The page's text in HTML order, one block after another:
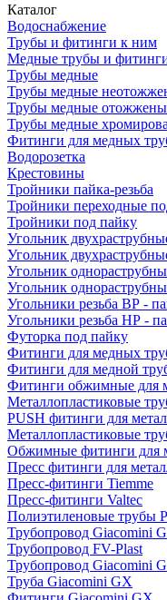
Каталог
Водоснабжение
Трубы и фитинги к ним
Медные трубы и
Трубы медные
Трубы медные
Трубы медные
Трубы медные
Фитинги для медных
Водорозетка
Крестовины
Тройники пайка-резьба
Тройники переходные
Тройники под пайку
Угольник
Угольник
Угольник
Угольник
Угольники резьба ВР -
Угольники резьба НР -
Футорка под пайку
Фитинги для медных
Фитинги для медной
Фитинги обжимные для
Металлопластиковые
PUSH фитинги для
Металлопластиковые
Обжимные фитинги для
Пресс фитинги для
Пресс-фитинги Tiemme
Пресс-фитинги Valtec
Полиэтиленовые трубы
Трубопровод Giacomini
Трубопровод FV-Plast
Трубопровод Giacomini
Труба Giacomini GX